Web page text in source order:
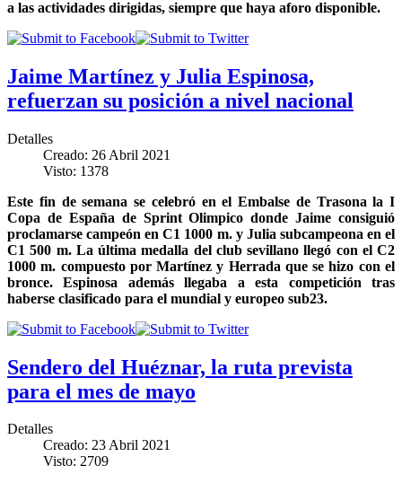
a las actividades dirigidas, siempre que haya aforo disponible.
Jaime Martínez y Julia Espinosa,
refuerzan su posición a nivel nacional
Detalles
Creado: 26 Abril 2021
Visto: 1378
Este fin de semana se celebró en el Embalse de Trasona la I
Copa de España de Sprint Olimpico donde Jaime consiguió
proclamarse campeón en C1 1000 m. y Julia subcampeona en el
C1 500 m. La última medalla del club sevillano llegó con el C2
1000 m. compuesto por Martínez y Herrada que se hizo con el
bronce. Espinosa además llegaba a esta competición tras
haberse clasificado para el mundial y europeo sub23.
Sendero del Huéznar, la ruta prevista
para el mes de mayo
Detalles
Creado: 23 Abril 2021
Visto: 2709